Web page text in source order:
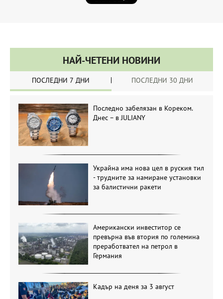
НАЙ-ЧЕТЕНИ НОВИНИ
ПОСЛЕДНИ 7 ДНИ ПОСЛЕДНИ 30 ДНИ
Последно забелязан в Кореком.
Днес – в JULIANY
Украйна има нова цел в руския тил
- трудните за намиране установки
за балистични ракети
Американски инвеститор се
превърна във втория по големина
преработвател на петрол в
Германия
Кадър на деня за 3 август